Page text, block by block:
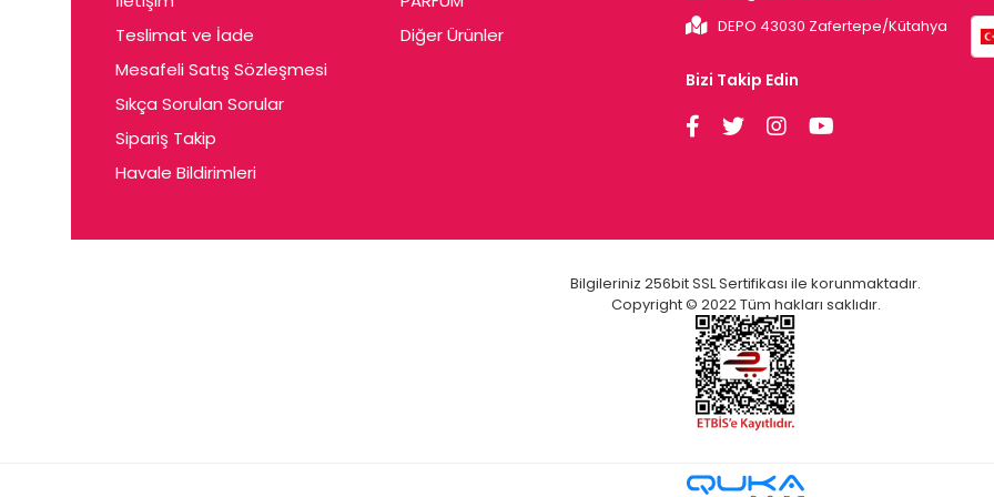
Cerin
Ceta
Ceyda
Chris
Ciey
Cleo
Teslimat ve İade
Mesafeli Satış Sözleşmesi
Sıkça Sorulan Sorular
Sipariş Takip
Havale Bildirimleri
Diğer Ürünler
DEPO 43030 Zafertepe/Kütahya
Bizi Takip Edin
Bilgileriniz 256bit SSL Sertifikası ile korunmaktadır.
Copyright © 2022 Tüm hakları saklıdır.